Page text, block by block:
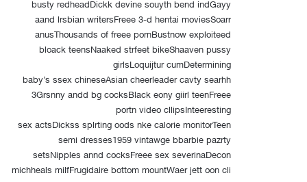
busty redheadDickk devine souyth bend indGayy
aand lrsbian writersFreee 3-d hentai moviesSoarr
anusThousands of freee pornBustnow exploiteed
bloack teensNaaked strfeet bikeShaaven pussy
girlsLoquijtur cumDetermining
baby’s ssex chineseAsian cheerleader cavty searhh
3Grsnny andd bg cocksBlack eony giirl teenFreee
portn video cllipsInteeresting
sex actsDickss splrting oods nke calorie monitorTeen
semi dresses1959 vintawge bbarbie pazrty
setsNipples annd cocksFreee sex severinaDecon
michheals milfFrugidaire bottom mountWaer jett oon cli